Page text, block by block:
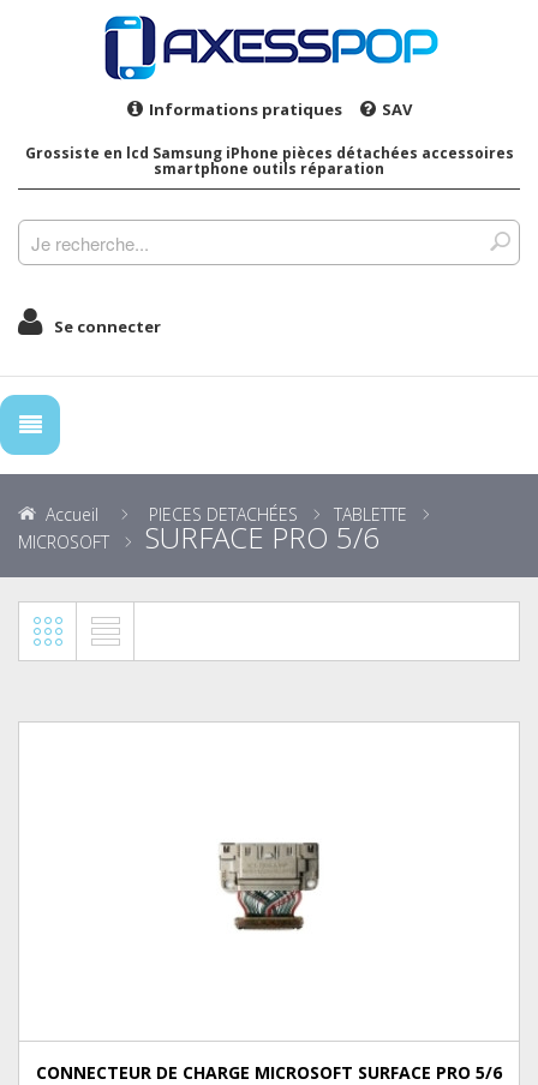
Informations pratiques SAV
Grossiste en lcd Samsung iPhone pièces détachées accessoires
smartphone outils réparation
Se connecter
Accueil PIECES DETACHÉES
TABLETTE
MICROSOFT
SURFACE PRO 5/6
CONNECTEUR DE CHARGE MICROSOFT SURFACE PRO 5/6